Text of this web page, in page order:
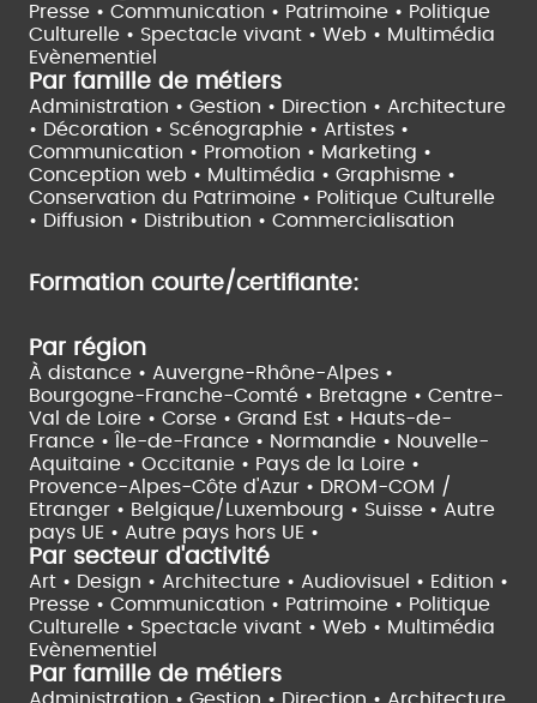
Presse • Communication • Patrimoine • Politique
Culturelle • Spectacle vivant • Web • Multimédia
Evènementiel
Par famille de métiers
Administration • Gestion • Direction • Architecture
• Décoration • Scénographie • Artistes •
Communication • Promotion • Marketing •
Conception web • Multimédia • Graphisme •
Conservation du Patrimoine • Politique Culturelle
• Diffusion • Distribution • Commercialisation
Formation courte/certifiante:
Par région
À distance • Auvergne-Rhône-Alpes •
Bourgogne-Franche-Comté • Bretagne • Centre-
Val de Loire • Corse • Grand Est • Hauts-de-
France •
Île-de-France • Normandie • Nouvelle-
Aquitaine • Occitanie • Pays de la Loire •
Provence-Alpes-Côte d'Azur • DROM-COM /
Etranger • Belgique/Luxembourg • Suisse • Autre
pays UE • Autre pays hors UE •
Par secteur d'activité
Art • Design • Architecture • Audiovisuel • Edition •
Presse • Communication • Patrimoine • Politique
Culturelle • Spectacle vivant • Web • Multimédia
Evènementiel
Par famille de métiers